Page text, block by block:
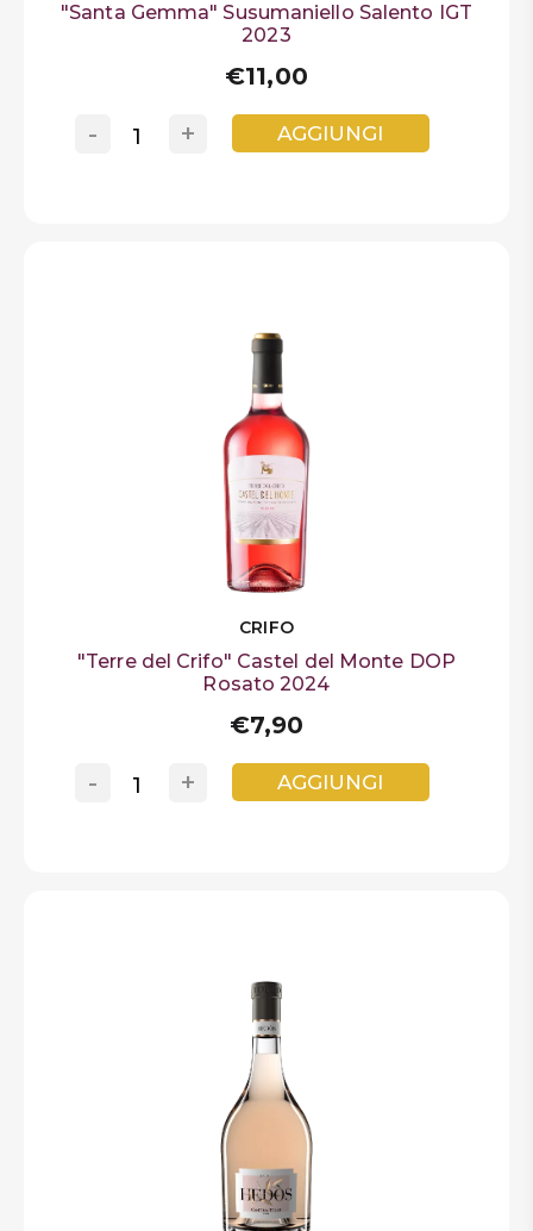
"Santa Gemma" Susumaniello Salento IGT
2023
€11,00
+
- AGGIUNGI
CRIFO
"Terre del Crifo" Castel del Monte DOP
Rosato 2024
€7,90
+
- AGGIUNGI